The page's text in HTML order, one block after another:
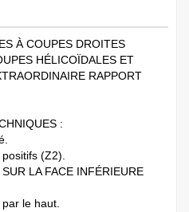
À COUPES DROITES
HÉLICOÏDALES ET
RAPPORT
:
(Z2).
LA FACE INFÉRIEURE
le haut.